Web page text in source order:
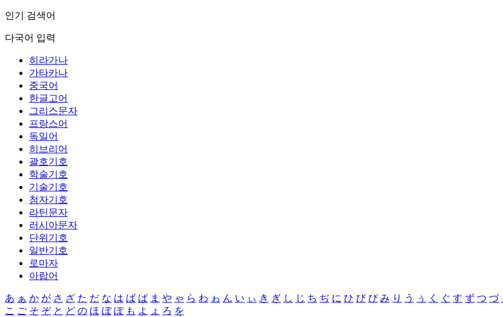
인기 검색어
다국어 입력
히라가나
가타카나
중국어
한글고어
그리스문자
프랑스어
독일어
히브리어
괄호기호
학술기호
기술기호
첨자기호
라틴문자
러시아문자
단위기호
일반기호
로마자
아랍어
あ ぁ か が さ ざ た だ な は ば ぱ ま や ゃ ら わ ゎ ん い ぃ き ぎ し じ ち ぢ に ひ び ぴ み り う ぅ く ぐ す ず つ づ
こ ご そ ぞ と ど の ほ ぼ ぽ も よ ょ ろ を